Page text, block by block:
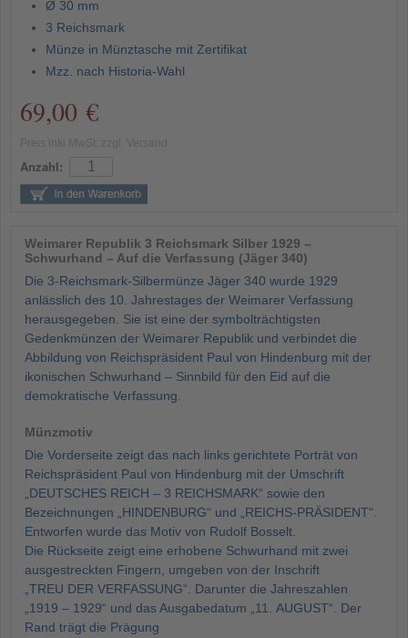
Ø 30 mm
3 Reichsmark
Münze in Münztasche mit Zertifikat
Mzz. nach Historia-Wahl
69,00 €
Anzahl:
Weimarer Republik 3 Reichsmark Silber 1929 –
Schwurhand – Auf die Verfassung (Jäger 340)
Die 3-Reichsmark-Silbermünze Jäger 340 wurde 1929
anlässlich des 10. Jahrestages der Weimarer Verfassung
herausgegeben. Sie ist eine der symbolträchtigsten
Gedenkmünzen der Weimarer Republik und verbindet die
Abbildung von Reichspräsident Paul von Hindenburg mit der
ikonischen Schwurhand – Sinnbild für den Eid auf die
demokratische Verfassung.
Münzmotiv
Die Vorderseite zeigt das nach links gerichtete Porträt von
Reichspräsident Paul von Hindenburg mit der Umschrift
„DEUTSCHES REICH – 3 REICHSMARK“ sowie den
Bezeichnungen „HINDENBURG“ und „REICHS-PRÄSIDENT“.
Entworfen wurde das Motiv von Rudolf Bosselt.
Die Rückseite zeigt eine erhobene Schwurhand mit zwei
ausgestreckten Fingern, umgeben von der Inschrift
„TREU DER VERFASSUNG“. Darunter die Jahreszahlen
„1919 – 1929“ und das Ausgabedatum „11. AUGUST“. Der
Rand trägt die Prägung